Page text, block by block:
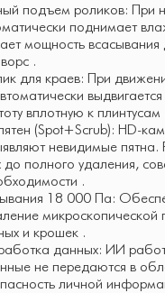
подъем роликов: При
поднимает
мощность всасывания
.
для краев: При
вплотную к плинтусам
(Spot+Scrub): HD-
невидимые пятна.
полного удаления,
.
18 000 Па:
микроскопической
и крошек .
данных: ИИ
не передаются в
личной